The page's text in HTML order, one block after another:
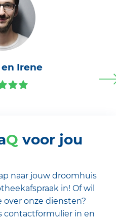
Irene
Q voor jou
naar jouw droomhuis
in! Of wil
onze diensten?
contactformulier in en